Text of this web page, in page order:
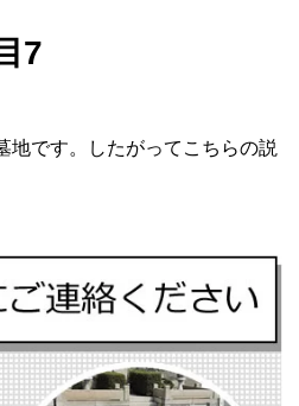
7
地です。したがってこちらの説